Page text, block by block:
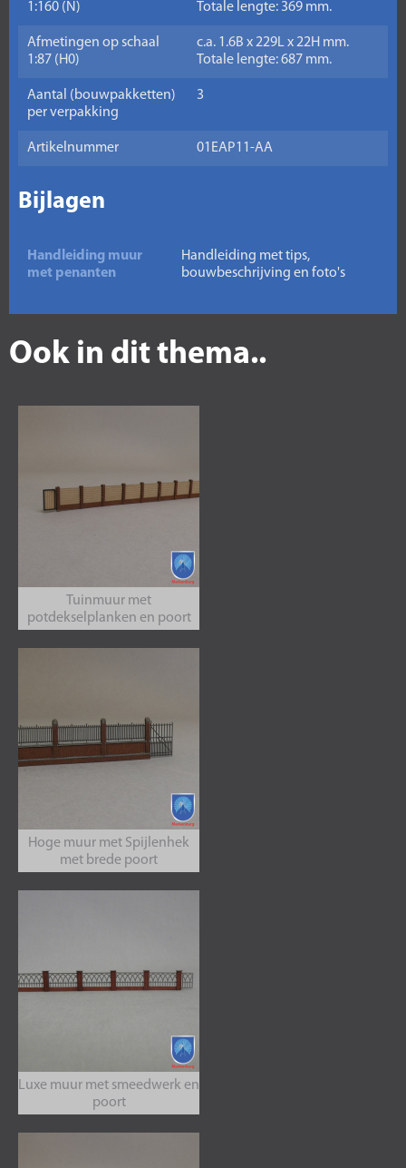
1:160 (N) Totale lengte: 369 mm.
Afmetingen op schaal
1:87 (H0)
c.a. 1.6B x 229L x 22H mm.
Totale lengte: 687 mm.
Aantal (bouwpakketten)
per verpakking
3
Artikelnummer 01EAP11-AA
Bijlagen
Handleiding muur
met penanten
Handleiding met tips,
bouwbeschrijving en foto's
Ook in dit thema..
Tuinmuur met
potdekselplanken en poort
Hoge muur met Spijlenhek
met brede poort
Luxe muur met smeedwerk en
poort